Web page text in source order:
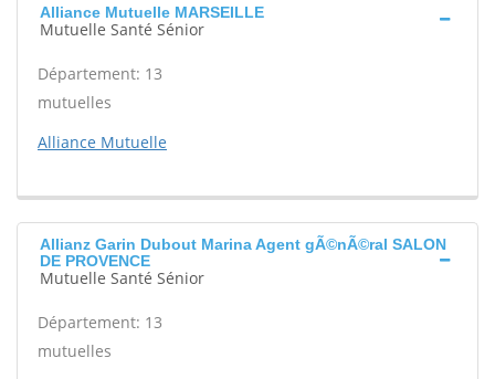
Alliance Mutuelle MARSEILLE
Mutuelle Santé Sénior
Département: 13
mutuelles
Alliance Mutuelle
Allianz Garin Dubout Marina Agent gÃ©nÃ©ral SALON
DE PROVENCE
Mutuelle Santé Sénior
Département: 13
mutuelles